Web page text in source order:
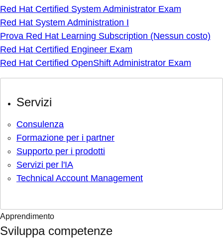
Red Hat Certified System Administrator Exam
Red Hat System Administration I
Prova Red Hat Learning Subscription (Nessun costo)
Red Hat Certified Engineer Exam
Red Hat Certified OpenShift Administrator Exam
Servizi
Consulenza
Formazione per i partner
Supporto per i prodotti
Servizi per l'IA
Technical Account Management
Apprendimento
Sviluppa competenze